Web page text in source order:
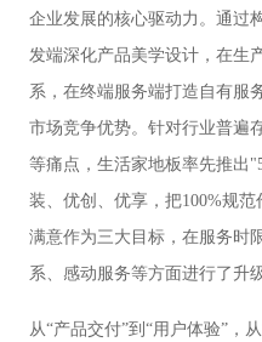
企业发展的核心驱动力。通过
发端深化产品美学设计，在生
系，在终端服务端打造自有服
市场竞争优势。针对行业普遍
等痛点，生活家地板率先推出
装、优创、优享，把100%规范
满意作为三大目标，在服务时
系、感动服务等方面进行了升
从“产品交付”到“用户体验”，